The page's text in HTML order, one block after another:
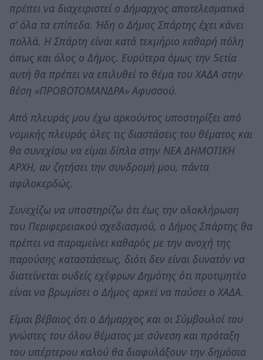
πρέπει να διαχειριστεί ο Δήμαρχος αποτελεσματικά
σ’ όλα τα επίπεδα. Ήδη ο Δήμος Σπάρτης έχει κάνει
πολλά. Η Σπάρτη είναι κατά τεκμήριο καθαρή πόλη
όπως και όλος ο Δήμος. Ευρύτερα όμως την 5ετία
αυτή θα πρέπει να επιλυθεί το θέμα του ΧΑΔΑ στην
θέση «ΠΡΟΒΟΤΟΜΑΝΔΡΑ» Αφυσσού.
Από πλευράς μου έχω αρκούντος υποστηρίξει από
νομικής πλευράς όλες τις διαστάσεις του θέματος και
θα συνεχίσω να είμαι δίπλα στην ΝΕΑ ΔΗΜΟΤΙΚΗ
ΑΡΧΗ, αν ζητήσει την συνδρομή μου, πάντα
αφιλοκερδώς.
Συνεχίζω να υποστηρίζω ότι έως την ολοκλήρωση
του Περιφερειακού σχεδιασμού, ο Δήμος Σπάρτης θα
πρέπει να παραμείνει καθαρός με την ανοχή της
παρούσης καταστάσεως, διότι δεν είναι δυνατόν να
διατείνεται ουδείς εχέφρων Δημότης ότι προτιμητέο
είναι να βρωμίσει ο Δήμος αρκεί να παύσει ο ΧΑΔΑ.
Είμαι βέβαιος ότι ο Δήμαρχος και οι Σύμβουλοί του
γνώστες του όλου θέματος με σύνεση και πρόταξη
του υπέρτερου καλού θα διαφυλάξουν την δημόσια